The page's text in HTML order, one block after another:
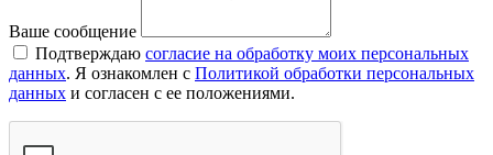
Ваше сообщение
Подтверждаю согласие на обработку моих персональных
данных. Я ознакомлен с Политикой обработки персональных
данных и согласен с ее положениями.